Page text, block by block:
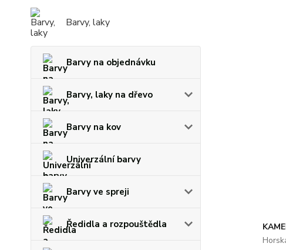
Barvy, laky
Barvy na objednávku
Barvy, laky na dřevo
Barvy na kov
Univerzální barvy
Barvy ve spreji
Ředidla a rozpouštědla